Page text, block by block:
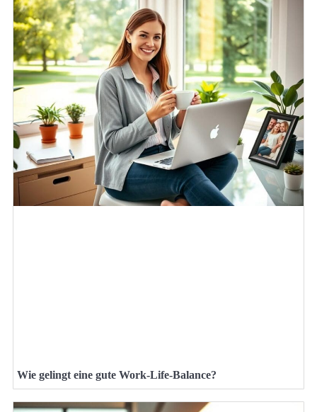
Wie gelingt eine gute Work-Life-Balance?